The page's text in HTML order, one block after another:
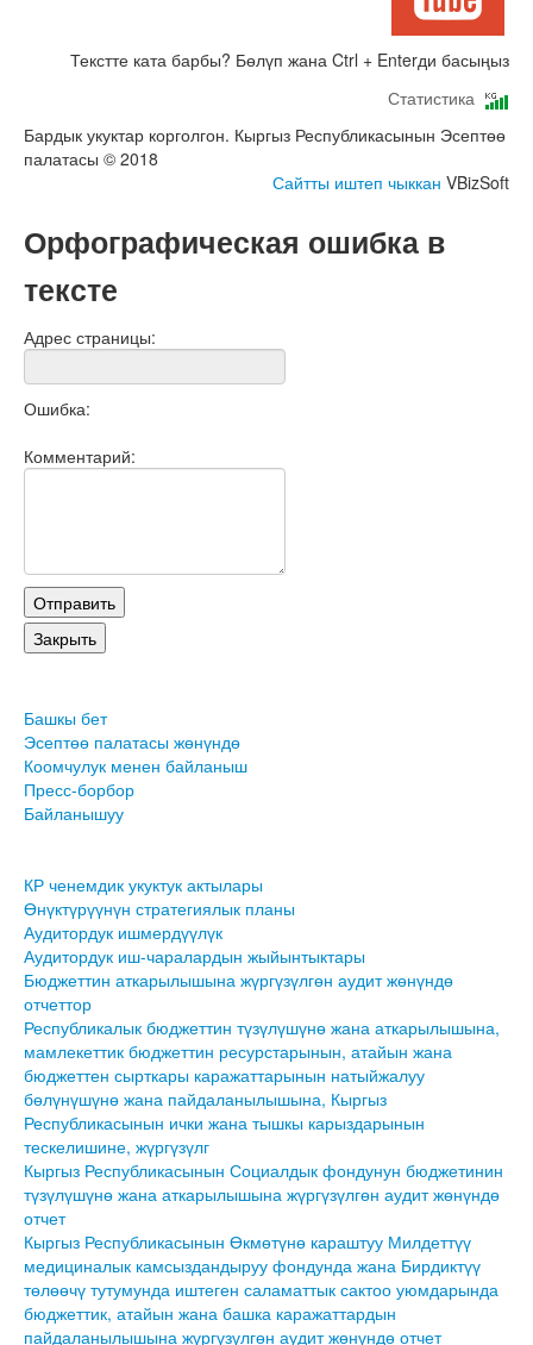
Текстте ката барбы? Бөлүп жана Ctrl + Enterди басыңыз
Статистика
Бардык укуктар корголгон. Кыргыз Республикасынын Эсептөө
палатасы © 2018
Сайтты иштеп чыккан VBizSoft
Орфографическая ошибка в
тексте
Адрес страницы:
Ошибка:
Комментарий:
Башкы бет
Эсептөө палатасы жөнүндө
Коомчулук менен байланыш
Пресс-борбор
Байланышуу
КР ченемдик укуктук актылары
Өнүктүрүүнүн стратегиялык планы
Аудитордук ишмердүүлүк
Аудитордук иш-чаралардын жыйынтыктары
Бюджеттин аткарылышына жүргүзүлгөн аудит жөнүндө
отчеттор
Республикалык бюджеттин түзүлүшүнө жана аткарылышына,
мамлекеттик бюджеттин ресурстарынын, атайын жана
бюджеттен сырткары каражаттарынын натыйжалуу
бөлүнүшүнө жана пайдаланылышына, Кыргыз
Республикасынын ички жана тышкы карыздарынын
тескелишине, жүргүзүлг
Кыргыз Республикасынын Социалдык фондунун бюджетинин
түзүлүшүнө жана аткарылышына жүргүзүлгөн аудит жөнүндө
отчет
Кыргыз Республикасынын Өкмөтүнө караштуу Милдеттүү
медициналык камсыздандыруу фондунда жана Бирдиктүү
төлөөчү тутумунда иштеген саламаттык сактоо уюмдарында
бюджеттик, атайын жана башка каражаттардын
пайдаланылышына жүргүзүлгөн аудит жөнүндө отчет